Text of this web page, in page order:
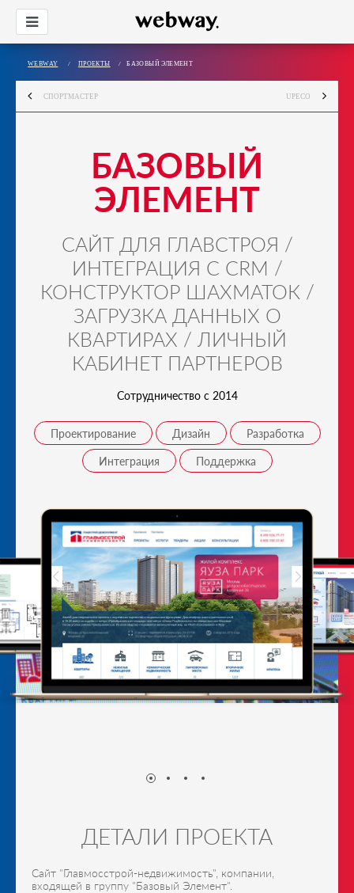
WEBWAY / ПРОЕКТЫ /БАЗОВЫЙ ЭЛЕМЕНТ
СПОРТМАСТЕР UPECO
БАЗОВЫЙ
ЭЛЕМЕНТ
САЙТ ДЛЯ ГЛАВСТРОЯ /
ИНТЕГРАЦИЯ С CRM /
КОНСТРУКТОР ШАХМАТОК /
ЗАГРУЗКА ДАННЫХ О
КВАРТИРАХ / ЛИЧНЫЙ
КАБИНЕТ ПАРТНЕРОВ
Сотрудничество с 2014
Проектирование Дизайн Разработка
Интеграция Поддержка
ДЕТАЛИ ПРОЕКТА
Сайт "Главмосстрой-недвижимость", компании,
входящей в группу "Базовый Элемент".